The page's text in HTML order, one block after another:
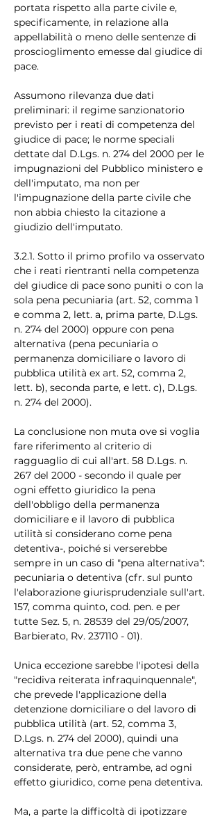
portata rispetto alla parte civile e,
specificamente, in relazione alla
appellabilità o meno delle sentenze di
proscioglimento emesse dal giudice di
pace.
Assumono rilevanza due dati
preliminari: il regime sanzionatorio
previsto per i reati di competenza del
giudice di pace; le norme speciali
dettate dal D.Lgs. n. 274 del 2000 per le
impugnazioni del Pubblico ministero e
dell'imputato, ma non per
l'impugnazione della parte civile che
non abbia chiesto la citazione a
giudizio dell'imputato.
3.2.1. Sotto il primo profilo va osservato
che i reati rientranti nella competenza
del giudice di pace sono puniti o con la
sola pena pecuniaria (art. 52, comma 1
e comma 2, lett. a, prima parte, D.Lgs.
n. 274 del 2000) oppure con pena
alternativa (pena pecuniaria o
permanenza domiciliare o lavoro di
pubblica utilità ex art. 52, comma 2,
lett. b), seconda parte, e lett. c), D.Lgs.
n. 274 del 2000).
La conclusione non muta ove si voglia
fare riferimento al criterio di
ragguaglio di cui all'art. 58 D.Lgs. n.
267 del 2000 - secondo il quale per
ogni effetto giuridico la pena
dell'obbligo della permanenza
domiciliare e il lavoro di pubblica
utilità si considerano come pena
detentiva-, poiché si verserebbe
sempre in un caso di "pena alternativa":
pecuniaria o detentiva (cfr. sul punto
l'elaborazione giurisprudenziale sull'art.
157, comma quinto, cod. pen. e per
tutte Sez. 5, n. 28539 del 29/05/2007,
Barbierato, Rv. 237110 - 01).
Unica eccezione sarebbe l'ipotesi della
"recidiva reiterata infraquinquennale",
che prevede l'applicazione della
detenzione domiciliare o del lavoro di
pubblica utilità (art. 52, comma 3,
D.Lgs. n. 274 del 2000), quindi una
alternativa tra due pene che vanno
considerate, però, entrambe, ad ogni
effetto giuridico, come pena detentiva.
Ma, a parte la difficoltà di ipotizzare